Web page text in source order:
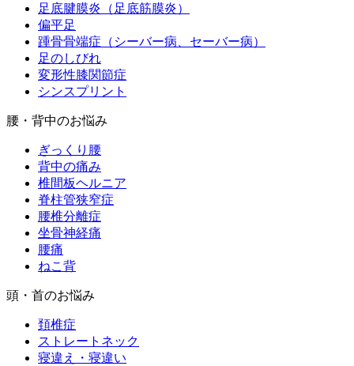
足底腱膜炎（足底筋膜炎）
偏平足
踵骨骨端症（シーバー病、セーバー病）
足のしびれ
変形性膝関節症
シンスプリント
腰・背中のお悩み
ぎっくり腰
背中の痛み
椎間板ヘルニア
脊柱管狭窄症
腰椎分離症
坐骨神経痛
腰痛
ねこ背
頭・首のお悩み
頚椎症
ストレートネック
寝違え・寝違い